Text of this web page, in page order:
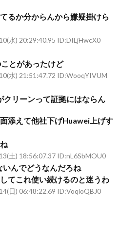
るか分からんから嫌疑掛けら
水) 20:29:40.95 ID:DILjHwcX0
とがあったけど
水) 21:51:47.72 ID:WooqYIVUM
リーンって証拠にはならん
添えて他社下げHuawei上げす
土) 18:56:07.37 ID:nL6SbMOU0
んでどうなんだろね
てこれ使い続けるのと迷うわ
日) 06:48:22.69 ID:VoqioQBJ0